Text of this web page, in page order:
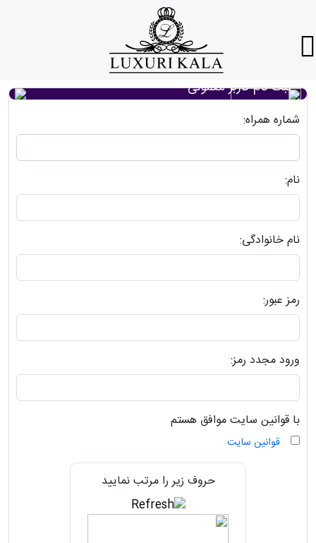
ثبت نام کاربر معمولی
شماره همراه:
نام:
نام خانوادگی:
رمز عبور:
ورود مجدد رمز:
با قوانین سایت موافق هستم
قوانین سایت
حروف زیر را مرتب نمایید